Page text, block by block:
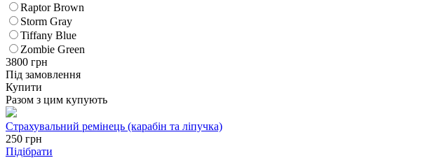
Raptor Brown
Storm Gray
Tiffany Blue
Zombie Green
3800 грн
Під замовлення
Купити
Разом з цим купують
Страхувальний ремінець (карабін та ліпучка)
250 грн
Підібрати